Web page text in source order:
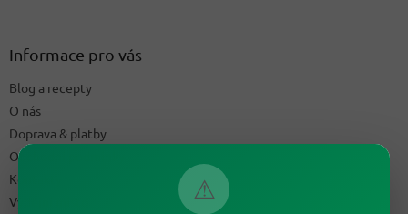
⚠
Informace pro vás
Blog a recepty
O nás
Doprava & platby
Obchodní podmínky
Kontakty
Výdejní místo